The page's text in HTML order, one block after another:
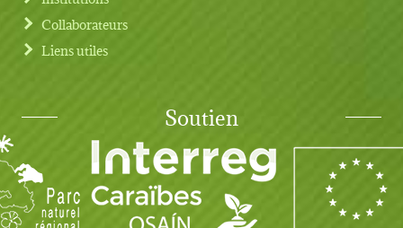
Collaborateurs
Liens utiles
Soutien